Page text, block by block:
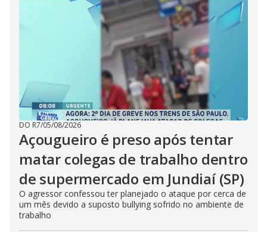
DO R7/05/08/2026
Açougueiro é preso após tentar
matar colegas de trabalho dentro
de supermercado em Jundiaí (SP)
O agressor confessou ter planejado o ataque por cerca de
um mês devido a suposto bullying sofrido no ambiente de
trabalho